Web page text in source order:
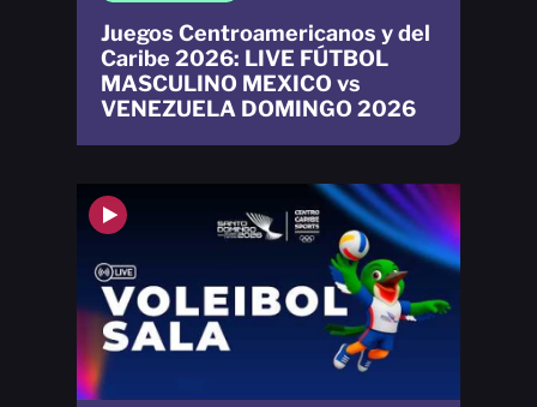
Juegos Centroamericanos y del
Caribe 2026: LIVE FÚTBOL
MASCULINO MEXICO vs
VENEZUELA DOMINGO 2026